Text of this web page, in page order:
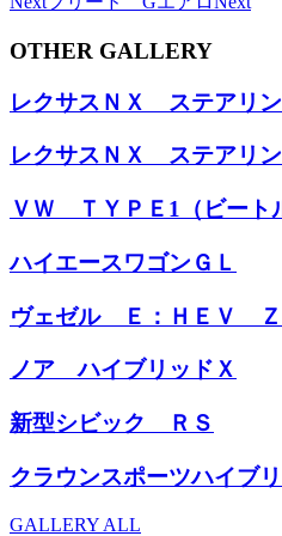
OTHER GALLERY
レクサスＮＸ ステアリ
レクサスＮＸ ステアリン
ＶＷ ＴＹＰＥ1（ビート
ハイエースワゴンＧＬ
ヴェゼル Ｅ：ＨＥＶ Ｚ
ノア ハイブリッドＸ
新型シビック ＲＳ
クラウンスポーツハイブ
GALLERY ALL